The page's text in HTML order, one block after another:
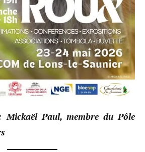
Mickaël Paul, membre du Pôle